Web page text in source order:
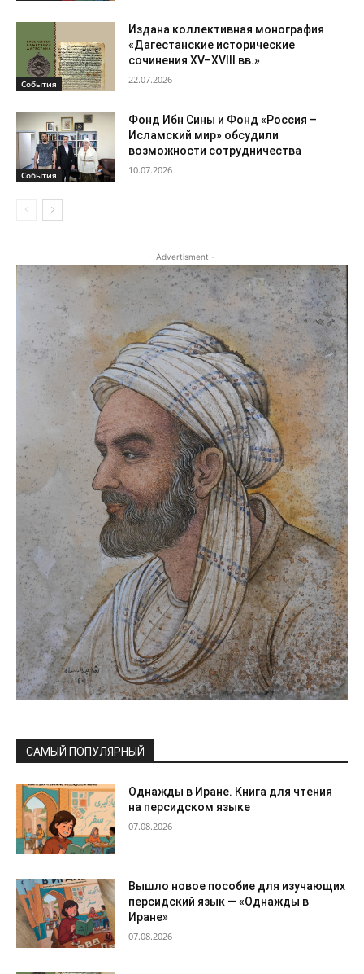
События
Издана коллективная монография
«Дагестанские исторические
сочинения XV–XVIII вв.»
22.07.2026
События
Фонд Ибн Сины и Фонд «Россия –
Исламский мир» обсудили
возможности сотрудничества
10.07.2026
- Advertisment -
САМЫЙ ПОПУЛЯРНЫЙ
Однажды в Иране. Книга для чтения
на персидском языке
07.08.2026
Вышло новое пособие для изучающих
персидский язык — «Однажды в
Иране»
07.08.2026